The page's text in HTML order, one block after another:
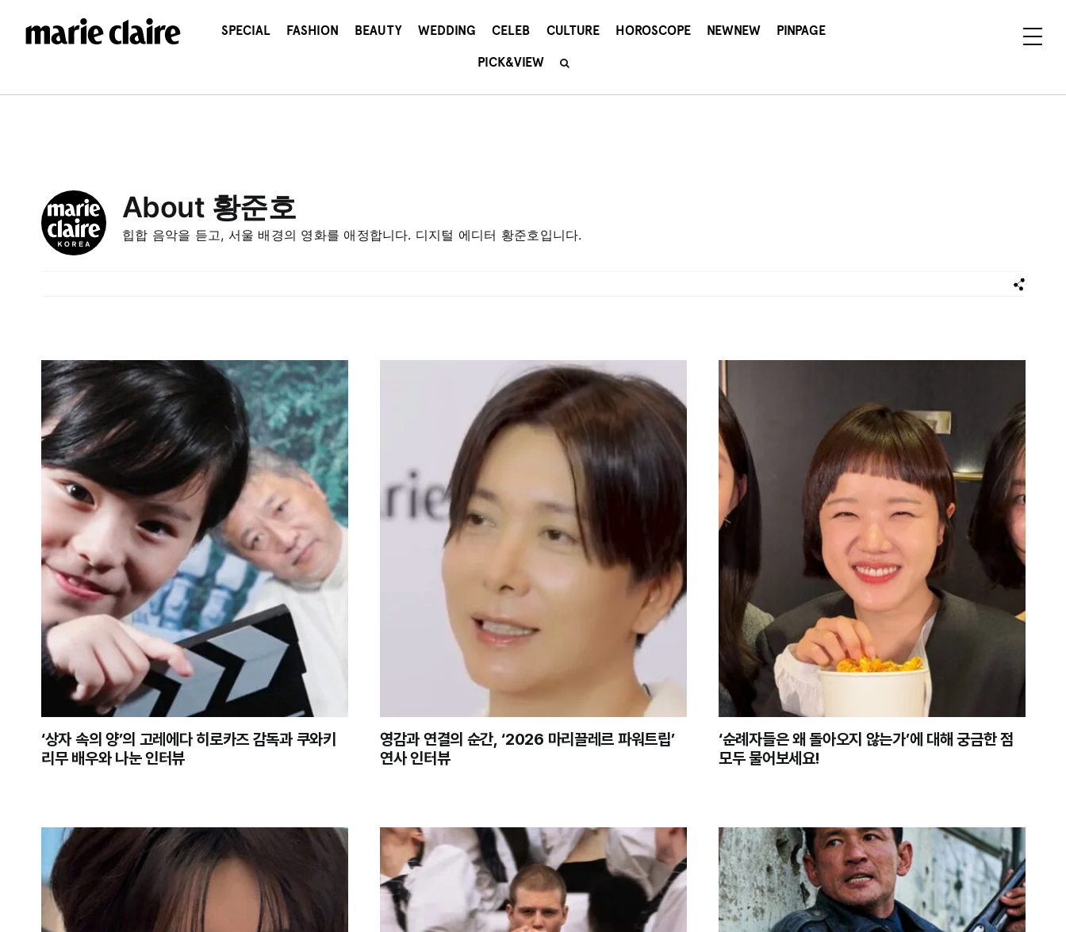
건
SPECIAL FASHION BEAUTY WEDDING CELEB CULTURE HOROSCOPE NEWNEW PINPAGE
PICK&VIEW
About 황준호
힙합 음악을 듣고, 서울 배경의 영화를 애정합니다. 디지털 에디터 황준호입니다.
‘상자 속의 양’의 고레에다 히로카즈 감독과 쿠와키
리무 배우와 나눈 인터뷰
영감과 연결의 순간, ‘2026 마리끌레르 파워트립’
연사 인터뷰
‘순례자들은 왜 돌아오지 않는가’에 대해 궁금한 점
모두 물어보세요!